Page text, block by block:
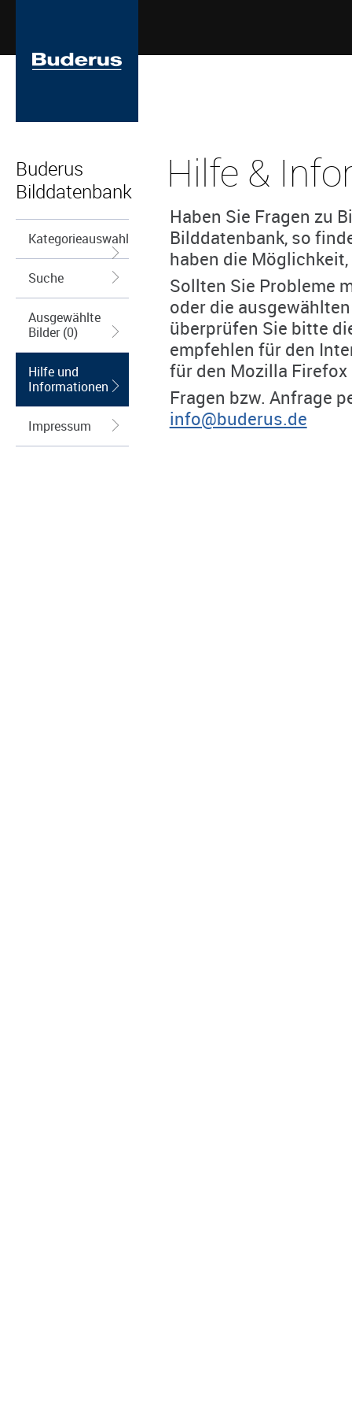
Buderus
Bilddatenbank
Kategorieauswahl
Suche
Ausgewählte
Bilder (0)
Hilfe und
Informationen
Impressum
Hilfe &
Haben Sie Fragen zu
Bilddatenbank, so
haben die
Sollten Sie Probleme
oder die
überprüfen Sie bitte
empfehlen für den
für den Mozilla Firefox
Fragen bzw. Anfrage
info@buderus.de